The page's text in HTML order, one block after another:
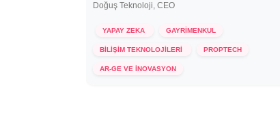
Doğuş Teknoloji, CEO
YAPAY ZEKA GAYRİMENKUL
BİLİŞİM TEKNOLOJİLERİ PROPTECH
AR-GE VE İNOVASYON